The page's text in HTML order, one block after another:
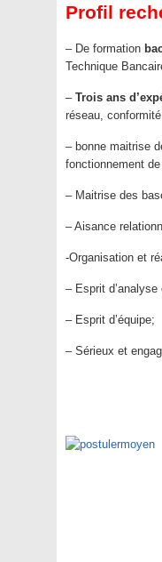
Profil
– De formation
Technique
– Trois ans
réseau,
– bonne maitrise
fonctionnement de
– Maitrise des
– Aisance
-Organisation et
– Esprit
– Esprit d’équipe;
– Sérieux et